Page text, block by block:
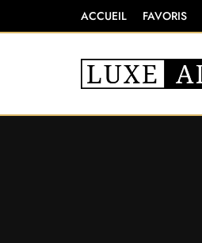
ACCUEIL FAVORIS